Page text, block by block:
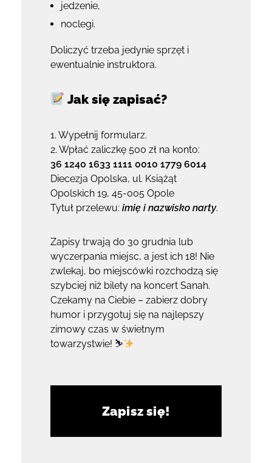
jedzenie,
noclegi.
Doliczyć trzeba jedynie sprzęt i
ewentualnie instruktora.
Jak się zapisać?
1. Wypełnij formularz.
2. Wpłać zaliczkę 500 zł na konto:
36 1240 1633 1111 0010 1779 6014
Diecezja Opolska, ul. Książąt
Opolskich 19, 45-005 Opole
Tytuł przelewu: imię i nazwisko narty.
Zapisy trwają do 30 grudnia lub
wyczerpania miejsc, a jest ich 18! Nie
zwlekaj, bo miejscówki rozchodzą się
szybciej niż bilety na koncert Sanah.
Czekamy na Ciebie – zabierz dobry
humor i przygotuj się na najlepszy
zimowy czas w świetnym
towarzystwie! ⛷
Zapisz się!